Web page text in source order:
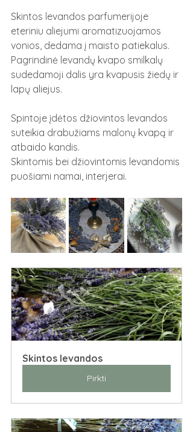
Skintos levandos parfumerijoje
eteriniu aliejumi aromatizuojamos
vonios, dedama į maisto patiekalus.
Pagrindinė levandų kvapo smilkalų
sudedamoji dalis yra kvapusis žiedų ir
lapų aliejus.
Spintoje įdėtos džiovintos levandos
suteikia drabužiams malonų kvapą ir
atbaido kandis.
Skintomis bei džiovintomis levandomis
puošiami namai, interjerai.
Skintos levandos
Pirkti